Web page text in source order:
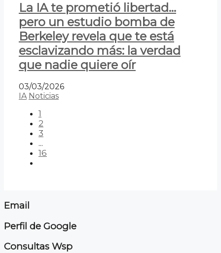
La IA te prometió libertad…
pero un estudio bomba de
Berkeley revela que te está
esclavizando más: la verdad
que nadie quiere oír
03/03/2026
IA Noticias
1
2
3
...
16
Email
Perfil de Google
Consultas Wsp